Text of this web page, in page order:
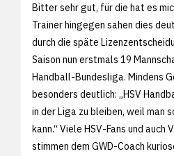
Bitter sehr gut, für die hat es
Trainer hingegen sahen dies
durch die späte
Saison nun erstmals 19
Handball-Bundesliga. Mindens
besonders deutlich: „HSV
in der Liga zu bleiben, weil man
kann.“ Viele HSV-Fans und
stimmen dem GWD-Coach